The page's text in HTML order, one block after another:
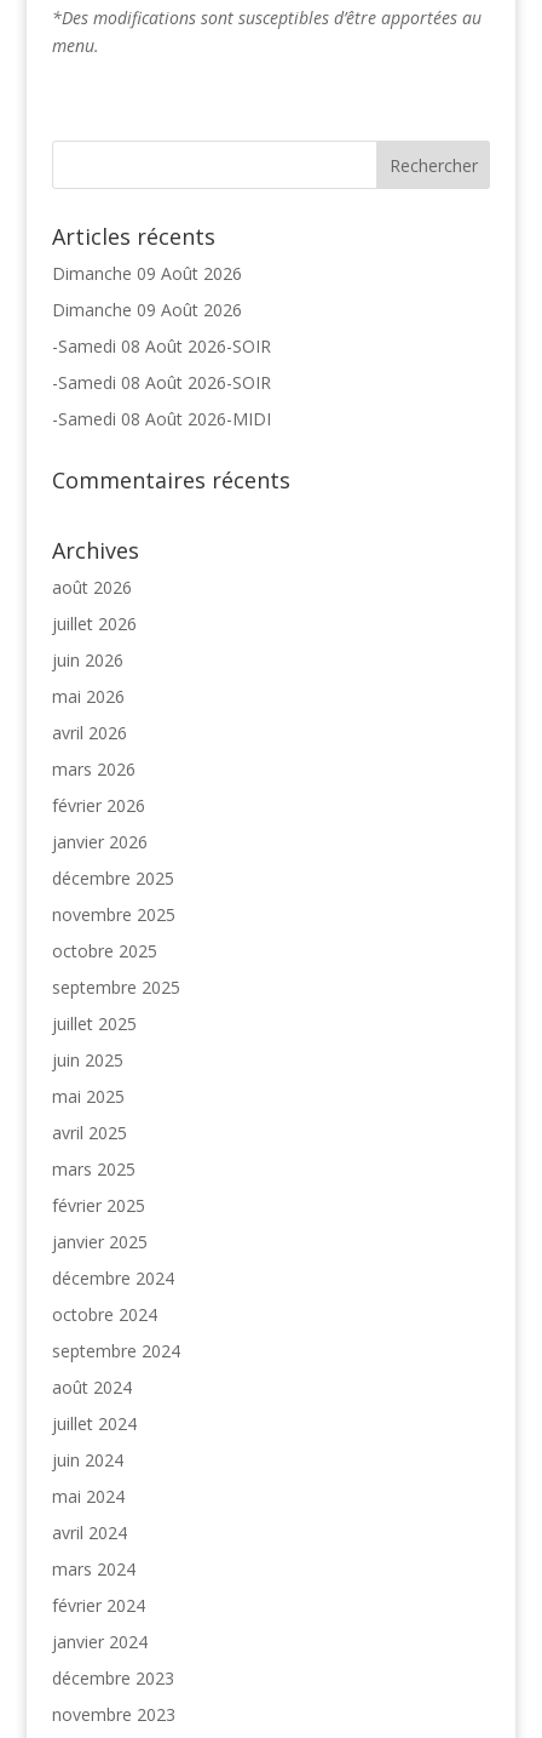
*Des modifications sont susceptibles d’être apportées au
menu.
Articles récents
Dimanche 09 Août 2026
Dimanche 09 Août 2026
-Samedi 08 Août 2026-SOIR
-Samedi 08 Août 2026-SOIR
-Samedi 08 Août 2026-MIDI
Commentaires récents
Archives
août 2026
juillet 2026
juin 2026
mai 2026
avril 2026
mars 2026
février 2026
janvier 2026
décembre 2025
novembre 2025
octobre 2025
septembre 2025
juillet 2025
juin 2025
mai 2025
avril 2025
mars 2025
février 2025
janvier 2025
décembre 2024
octobre 2024
septembre 2024
août 2024
juillet 2024
juin 2024
mai 2024
avril 2024
mars 2024
février 2024
janvier 2024
décembre 2023
novembre 2023